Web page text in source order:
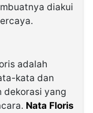
diakui
adalah
kata dan
dekorasi yang
Nata Floris